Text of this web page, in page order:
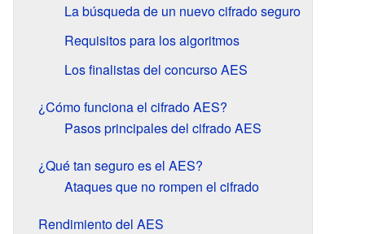
La búsqueda de un nuevo cifrado seguro
Requisitos para los algoritmos
Los finalistas del concurso AES
¿Cómo funciona el cifrado AES?
Pasos principales del cifrado AES
¿Qué tan seguro es el AES?
Ataques que no rompen el cifrado
Rendimiento del AES